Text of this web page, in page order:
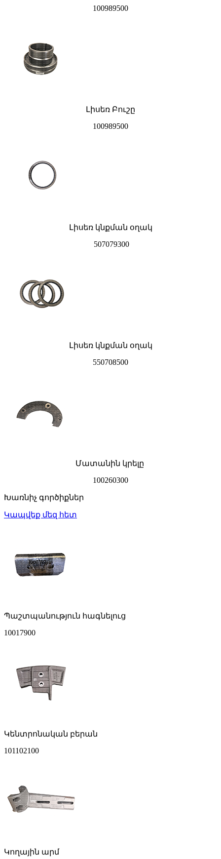
100989500
Լիսեռ Բուշը
100989500
Լիսեռ կնքման օղակ
507079300
Լիսեռ կնքման օղակ
550708500
Մատանին կրելը
100260300
Խառնիչ գործիքներ
Կապվեք մեզ հետ
Պաշտպանություն հագնելուց
10017900
Կենտրոնական բերան
101102100
Կողային արմ